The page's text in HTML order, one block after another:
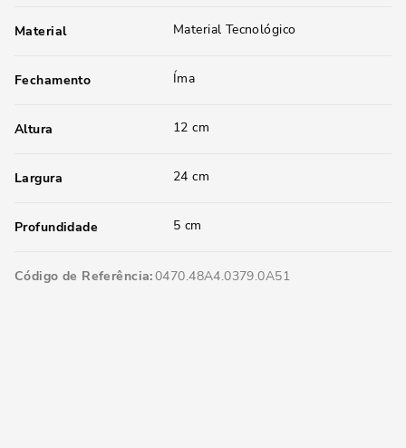
Material Material Tecnológico
Fechamento Íma
Altura 12 cm
Largura 24 cm
Profundidade 5 cm
Código de Referência 0470.48A4.0379.0A51